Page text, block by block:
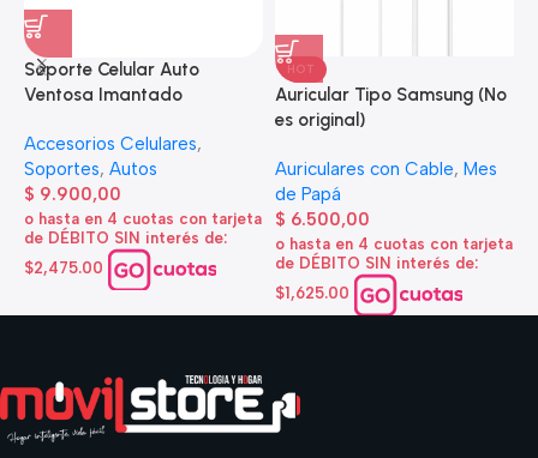
Soporte Celular Auto
Ventosa Imantado
Accesorios Celulares,
Soportes, Autos
$ 9.900,00
o hasta en 4 cuotas con tarjeta
de DÉBITO SIN interés de:
$2,475.00
HOT
Auricular Tipo Samsung (No
es original)
Auriculares con Cable, Mes
de Papá
$ 6.500,00
o hasta en 4 cuotas con tarjeta
de DÉBITO SIN interés de:
$1,625.00